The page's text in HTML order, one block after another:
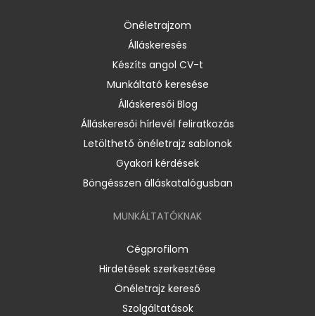
Önéletrajzom
Álláskeresés
Készíts angol CV-t
Munkáltató keresése
Álláskeresői Blog
Álláskeresői hírlevél feliratkozás
Letölthető önéletrajz sablonok
Gyakori kérdések
Böngésszen álláskatalógusban
MUNKÁLTATÓKNAK
Cégprofilom
Hirdetések szerkesztése
Önéletrajz kereső
Szolgáltatások